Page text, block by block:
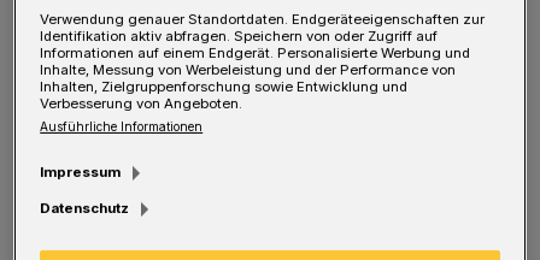
Symbolbild.
Foto: Wuppertaler Rundschau
Verwendung genauer Standortdaten. Endgeräteeigenschaften zur
Identifikation aktiv abfragen. Speichern von oder Zugriff auf
Informationen auf einem Endgerät. Personalisierte Werbung und
Inhalte, Messung von Werbeleistung und der Performance von
Inhalten, Zielgruppenforschung sowie Entwicklung und
Verbesserung von Angeboten.
Ausführliche Informationen
Impressum
Datenschutz